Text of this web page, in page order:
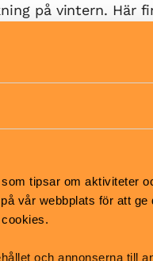
tipsar om aktiviteter
vår webbplats för att ge
och annonserna till
på vintern. Här
även skidspår på
plogas. Det
främst för
backe, hopp, gupp